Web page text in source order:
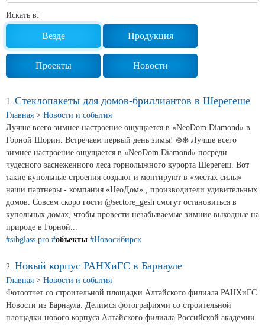
История компании
Политика в области качества
Работа в Sibglass
Новости и события
Продажа недвижимости
Продукция
Листовое стекло
Стекло для строительства и интерьера
Стекло для мебели, оборудования и бытовой техники
Комплектующие для переработки стекла
Светопрозрачные конструкции для розничных
Искать в:
Везде Продукция
Проекты Новости
1. Стеклопакеты для домов-бриллиантов в Шерегеше
Главная > Новости и события
Лучше всего зимнее настроение ощущается в «NeoDom Diamond» в
Горной Шории. Встречаем первый день зимы! ❄️❄️ Лучше всего
зимнее настроение ощущается в «NeoDom Diamond» посреди
чудесного заснеженного леса горнолыжного курорта Шерегеш. Вот
такие купольные строения создают и монтируют в «местах силы»
наши партнеры - компания «НеоДом» , производители удивительных
домов. Совсем скоро гости @sectore_gesh смогут остановиться в
купольных домах, чтобы провести незабываемые зимние выходные на
природе в Горной...
#sibglass pro #объекты #Новосибирск
2. Новый корпус РАНХиГС в Барнауле
Главная > Новости и события
Фотоотчет со строительной площадки Алтайского филиала РАНХиГС.
Новости из Барнаула. Делимся фотографиями со строительной
площадки нового корпуса Алтайского филиала Российской академии